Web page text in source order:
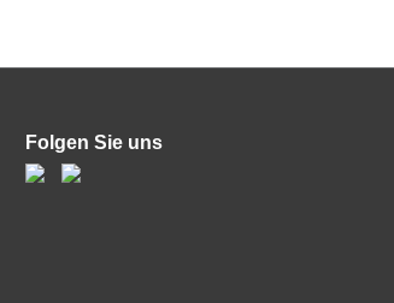
Folgen Sie uns